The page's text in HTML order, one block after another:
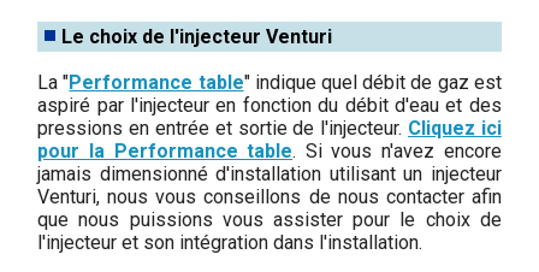
Le choix de l'injecteur Venturi
La "Performance table" indique quel débit de gaz est
aspiré par l'injecteur en fonction du débit d'eau et des
pressions en entrée et sortie de l'injecteur. Cliquez ici
pour la Performance table. Si vous n'avez encore
jamais dimensionné d'installation utilisant un injecteur
Venturi, nous vous conseillons de nous contacter afin
que nous puissions vous assister pour le choix de
l'injecteur et son intégration dans l'installation.